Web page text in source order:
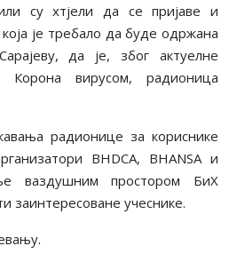
су хтјели да се пријаве и
је требало да буде одржана
да је, због актуелне
вирусом, радионица
радионице за кориснике
BHDCA, BHANSA и
ваздушним простором БиХ
заинтересоване учеснике.